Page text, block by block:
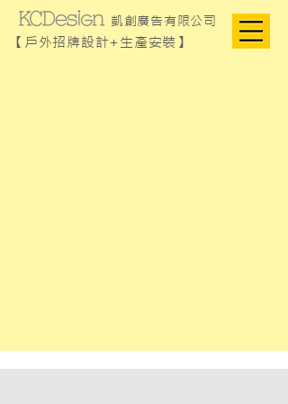
凱創廣告有限公司
【戶外招牌設計+生產安裝】